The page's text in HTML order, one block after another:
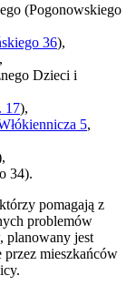
(Pogonowskiego
36),
Dzieci i
17),
5,
34).
pomagają z
problemów
planowany jest
przez mieszkańców